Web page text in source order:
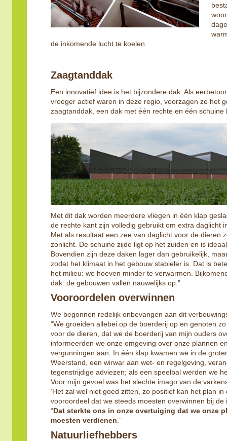
de inkomende lucht te koelen.
Zaagtanddak
Een innovatief idee is het bijzondere dak. Als
vroeger actief waren in deze regio, voorzagen ze het
zaagtanddak, een dak met één rechte en één schuine
Met dit dak worden meerdere vliegen in één klap
de rechte kant zijn volledig gebruikt om extra daglicht
Met als resultaat een zee van daglicht voor de dieren
zonlicht. De schuine zijde ligt op het zuiden en is
Bovendien zijn deze daken lager dan gebruikelijk,
zodat het klimaat in het gebouw stabieler is. Dat is
het milieu: we hoeven minder te verwarmen.
dak: de gebouwen vallen nauwelijks op.”
Vooroordelen overwinnen
We begonnen redelijk onbevangen aan dit
“We groeiden allebei op de boerderij op en genoten
voor de dieren, dat we de boerderij van mijn ouders
informeerden we onze omgeving over onze plannen
vergunningen aan. In één klap kwamen we in de
Weerstand, een wirwar aan wet- en regelgeving,
tegenstrijdige adviezen; als een speelbal werden we
Voor mijn gevoel was het slechte imago van de
‘Het zal wel niet goed zitten, zo positief kan het plan in
vooroordeel dat we steeds moesten overwinnen bij de
“Dat sterkte ons in onze overtuiging dat we onze
moesten verdienen .”
Natuurliefhebbers